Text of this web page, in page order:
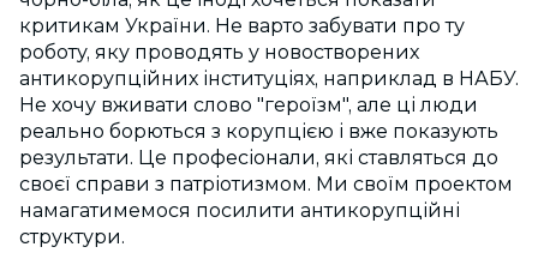
критикам України. Не варто забувати про ту
роботу, яку проводять у новостворених
антикорупційних інституціях, наприклад в НАБУ.
Не хочу вживати слово "героїзм", але ці люди
реально борються з корупцією і вже показують
результати. Це професіонали, які ставляться до
своєї справи з патріотизмом. Ми своїм проектом
намагатимемося посилити антикорупційні
структури.